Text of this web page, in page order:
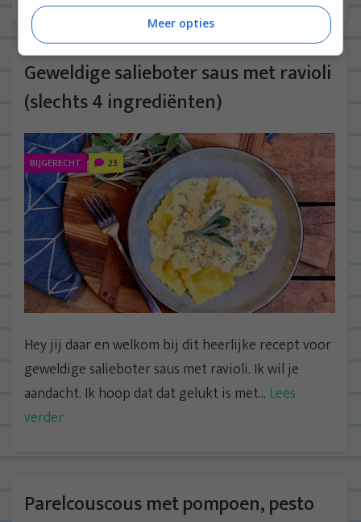
Geweldige salieboter saus met ravioli
(slechts 4 ingrediënten)
BIJGERECHT 23
Hey jij daar en welkom bij dit heerlijke recept voor
geweldige salieboter saus met ravioli. Ik wil je
aandacht. Ik hoop dat dat gelukt is met... Lees
verder
Parelcouscous met pompoen, pesto
Meer opties